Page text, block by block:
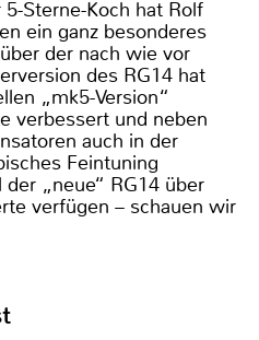
Sterne-Koch hat Rolf
ein ganz besonderes
der nach wie vor
des RG14 hat
„mk5-Version“
verbessert und neben
auch in der
Feintuning
„neue“ RG14 über
verfügen – schauen wir